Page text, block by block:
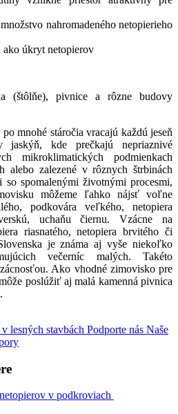
nahromadeného netopierieho
úkryt netopierov
(štôlňe), pivnice a rôzne budovy
mnohé stáročia vracajú každú jeseň
jaskýň, kde prečkajú nepriaznivé
mikroklimatických podmienkach
alebo zalezené v rôznych štrbinách
so spomalenými životnými procesmi,
môžeme ľahko nájsť voľne
podkovára veľkého, netopiera
uchaňu čiernu. Vzácne na
riasnatého, netopiera brvitého či
je známa aj vyše niekoľko
večerníc malých. Takéto
Ako vhodné zimovisko pre
poslúžiť aj malá kamenná pivnica
lesných stavbách Podporte nás Naše
v podkroviach